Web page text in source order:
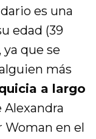
es una
edad (39
que se
más
a largo
Alexandra
en el